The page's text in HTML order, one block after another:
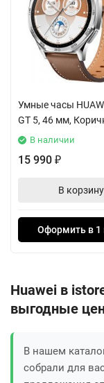
Умные часы
GT 5, 46 мм,
В наличии
15 990 ₽
В корзину
Оформить в 1
Huawei в
выгодные
В нашем
собрали для